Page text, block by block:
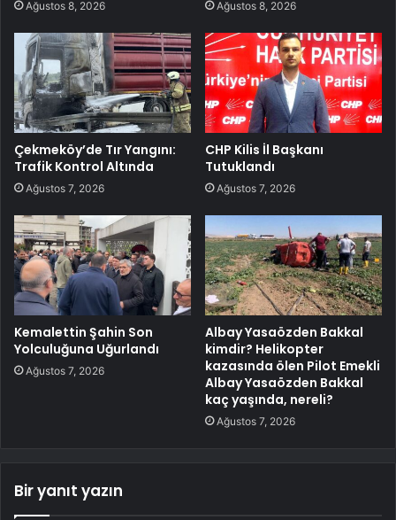
Ağustos 8, 2026 Ağustos 8, 2026
Çekmeköy’de Tır Yangını:
Trafik Kontrol Altında
Ağustos 7, 2026
CHP Kilis İl Başkanı
Tutuklandı
Ağustos 7, 2026
Kemalettin Şahin Son
Yolculuğuna Uğurlandı
Ağustos 7, 2026
Albay Yasaözden Bakkal
kimdir? Helikopter
kazasında ölen Pilot Emekli
Albay Yasaözden Bakkal
kaç yaşında, nereli?
Ağustos 7, 2026
Bir yanıt yazın